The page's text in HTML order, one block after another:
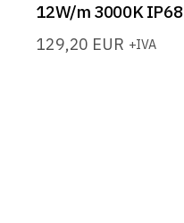
12W/m 3000K IP68
129,20 EUR +IVA